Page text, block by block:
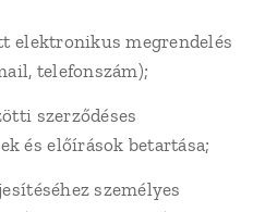
elektronikus megrendelés
telefonszám);
szerződéses
és előírások betartása;
személyes